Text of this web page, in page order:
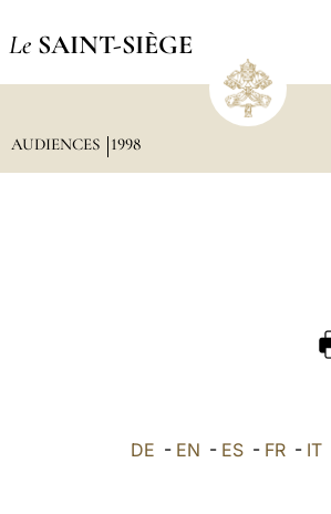
Le SAINT-SIÈGE
AUDIENCES 1998
DE - EN - ES - FR - IT